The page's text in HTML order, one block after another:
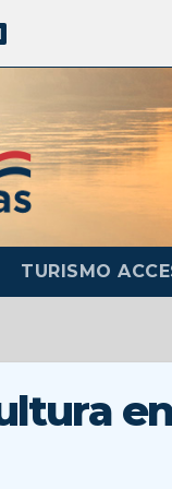
TURISMO